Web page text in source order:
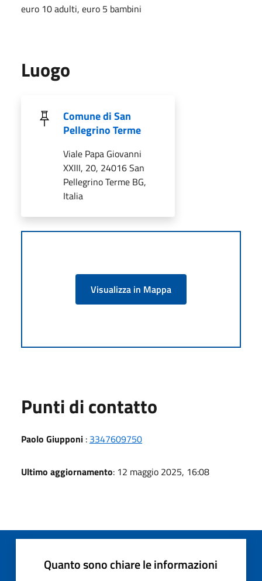
euro 10 adulti, euro 5 bambini
Luogo
Comune di San
Pellegrino Terme
Viale Papa Giovanni
XXIII, 20, 24016 San
Pellegrino Terme BG,
Italia
Visualizza in Mappa
Punti di contatto
Paolo Giupponi : 3347609750
Ultimo aggiornamento: 12 maggio 2025, 16:08
Quanto sono chiare le informazioni